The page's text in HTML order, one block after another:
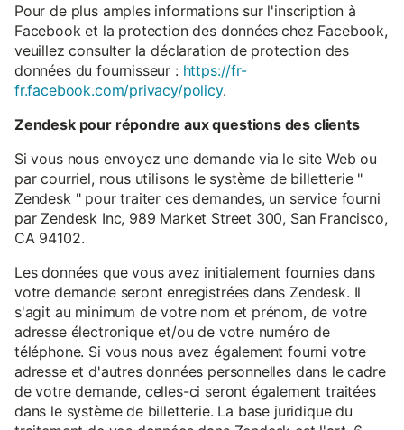
Pour de plus amples informations sur l'inscription à
Facebook et la protection des données chez Facebook,
veuillez consulter la déclaration de protection des
données du fournisseur : https://fr-
fr.facebook.com/privacy/policy.
Zendesk pour répondre aux questions des clients
Si vous nous envoyez une demande via le site Web ou
par courriel, nous utilisons le système de billetterie "
Zendesk " pour traiter ces demandes, un service fourni
par Zendesk Inc, 989 Market Street 300, San Francisco,
CA 94102.
Les données que vous avez initialement fournies dans
votre demande seront enregistrées dans Zendesk. Il
s'agit au minimum de votre nom et prénom, de votre
adresse électronique et/ou de votre numéro de
téléphone. Si vous nous avez également fourni votre
adresse et d'autres données personnelles dans le cadre
de votre demande, celles-ci seront également traitées
dans le système de billetterie. La base juridique du